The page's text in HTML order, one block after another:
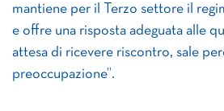
mantiene per il Terzo settore il
e offre una risposta adeguata alle
attesa di ricevere riscontro, sale
preoccupazione”.